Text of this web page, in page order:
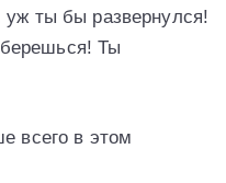
уж ты бы развернулся!
берешься! Ты
всего в этом